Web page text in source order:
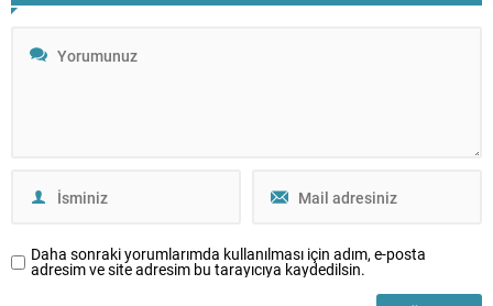
Daha sonraki yorumlarımda kullanılması için adım, e-posta
adresim ve site adresim bu tarayıcıya kaydedilsin.